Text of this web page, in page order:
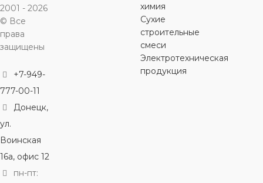
соединительный
2001 - 2026
© Все
права
защищены
+7-949-
777-00-11
Донецк,
ул.
Воинская
16а, офис 12
пн-пт:
химия
Сухие
строительные
смеси
Электротехническая
продукция